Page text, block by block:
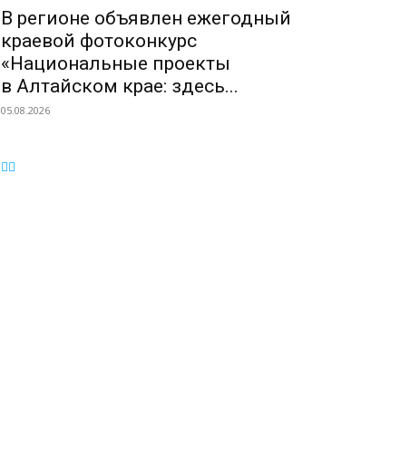
В регионе объявлен ежегодный
краевой фотоконкурс
«Национальные проекты
в Алтайском крае: здесь...
05.08.2026